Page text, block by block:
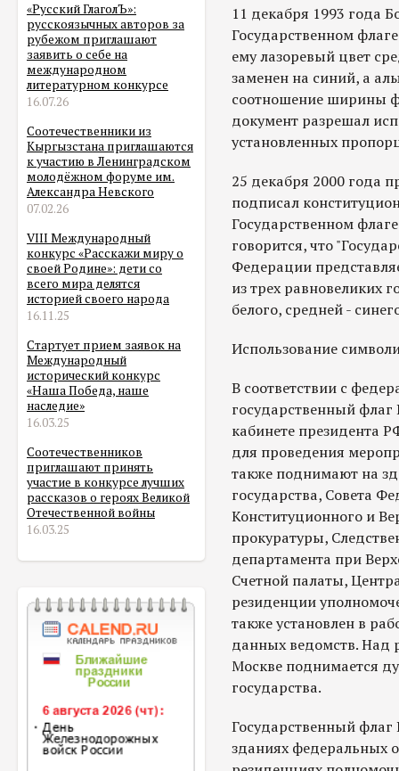
«Русский ГлаголЪ»:
русскоязычных авторов за
рубежом приглашают
заявить о себе на
международном
литературном конкурсе
16.07.26
Соотечественники из
Кыргызстана приглашаются
к участию в Ленинградском
молодёжном форуме им.
Александра Невского
07.02.26
VIII Международный
конкурс «Расскажи миру о
своей Родине»: дети со
всего мира делятся
историей своего народа
16.11.25
Стартует прием заявок на
Международный
исторический конкурс
«Наша Победа, наше
наследие»
16.03.25
Соотечественников
приглашают принять
участие в конкурсе лучших
рассказов о героях Великой
Отечественной войны
16.03.25
11 декабря 1993 года
Государственном
ему лазоревый цвет
заменен на синий, а
соотношение ширины
документ разрешал
установленных
25 декабря 2000 года
подписал
Государственном
говорится, что
Федерации
из трех равновеликих
белого, средней -
Использование
В соответствии с
государственный флаг
кабинете президента
для проведения
также поднимают на
государства, Совета
Конституционного и
прокуратуры,
департамента при
Счетной палаты,
резиденции
также установлен в
данных ведомств. Над
Москве поднимается
государства.
Государственный флаг
зданиях федеральных